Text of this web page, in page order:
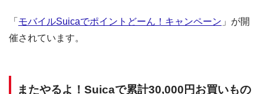
「 モバイルSuicaでポイントどーん！キャンペーン 」が開
催されています。
またやるよ！Suicaで累計30,000円お買いもの